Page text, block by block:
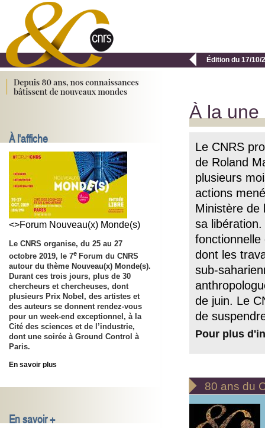
 Édition du 17/10/
À l'affiche
<>Forum Nouveau(x) Monde(s)
Le CNRS organise, du 25 au 27
octobre 2019, le 7e Forum du CNRS
autour du thème Nouveau(x) Monde(s).
Durant ces trois jours, plus de 30
chercheurs et chercheuses, dont
plusieurs Prix Nobel, des artistes et
des auteurs se donnent rendez-vous
pour un week-end exceptionnel, à la
Cité des sciences et de l’industrie,
dont une soirée à Ground Control à
Paris.
En savoir plus
En savoir +
À la une
Le CNRS
de Roland
plusieurs
actions
Ministère de
sa
fonctionnelle
dont les
sub-
de juin. Le
de
Pour plus
 80 ans du